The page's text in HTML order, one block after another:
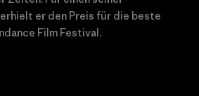
er den Preis für die beste
Film Festival.